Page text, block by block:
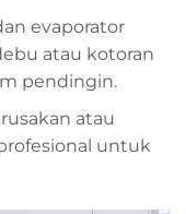
evaporator
atau kotoran
pendingin.
atau
untuk